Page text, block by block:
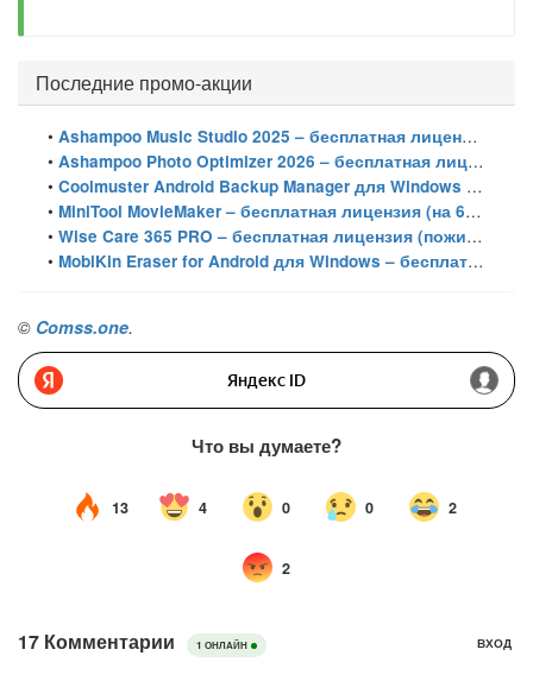
Последние промо-акции
• Ashampoo Music Studio 2025 – бесплатная лицензия (пожизненная)
• Ashampoo Photo Optimizer 2026 – бесплатная лицензия (пожизненная)
• Coolmuster Android Backup Manager для Windows – бесплатная лицензия на 1 год
• MiniTool MovieMaker – бесплатная лицензия (на 6 месяцев)
• Wise Care 365 PRO – бесплатная лицензия (пожизненная)
• MobiKin Eraser for Android для Windows – бесплатная лицензия на 1 год
© Comss.one.